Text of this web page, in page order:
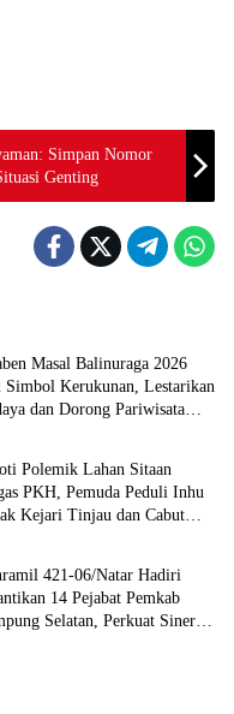
Simpan Nomor
Genting
Masal Balinuraga 2026
Simbol Kerukunan, Lestarikan
dan Dorong Pariwisata
Polemik Lahan Sitaan
PKH, Pemuda Peduli Inhu
Kejari Tinjau dan Cabut
421-06/Natar Hadiri
14 Pejabat Pemkab
Selatan, Perkuat Sinergi